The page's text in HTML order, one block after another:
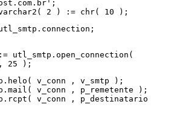
2 ) := chr( 10 );
utl_smtp.open_connection(
, 25 );
v_conn , v_smtp );
v_conn , p_remetente );
v_conn , p_destinatario